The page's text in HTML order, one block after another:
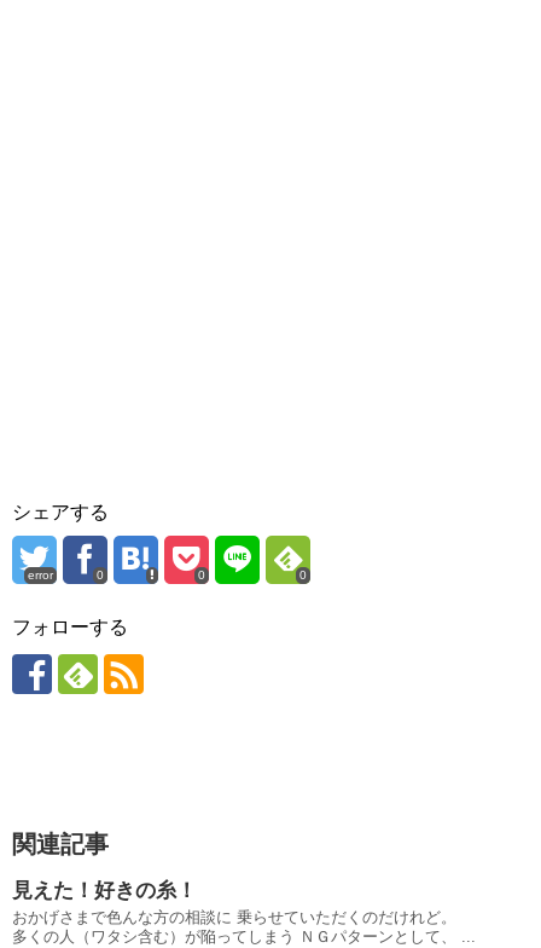
シェアする
error 0 0 0
フォローする
関連記事
見えた！好きの糸！
おかげさまで色んな方の相談に 乗らせていただくのだけれど。
多くの人（ワタシ含む）が陥ってしまう ＮＧパターンとして、 ...